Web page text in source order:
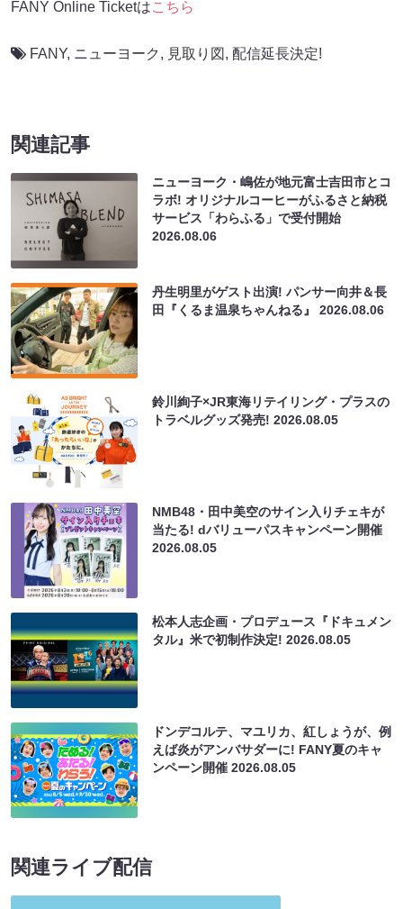
FANY Online Ticketはこちら
FANY, ニューヨーク , 見取り図 , 配信延長決定!
関連記事
ニューヨーク・嶋佐が地元富士吉田市とコ
ラボ! オリジナルコーヒーがふるさと納税
サービス「わらふる」で受付開始
2026.08.06
丹生明里がゲスト出演! パンサー向井＆長
田『くるま温泉ちゃんねる』2026.08.06
鈴川絢子×JR東海リテイリング・プラスの
トラベルグッズ発売!2026.08.05
NMB48・田中美空のサイン入りチェキが
当たる! dバリューパスキャンペーン開催
2026.08.05
松本人志企画・プロデュース『ドキュメン
タル』米で初制作決定!2026.08.05
ドンデコルテ、マユリカ、紅しょうが、例
えば炎がアンバサダーに! FANY夏のキャ
ンペーン開催2026.08.05
関連ライブ配信